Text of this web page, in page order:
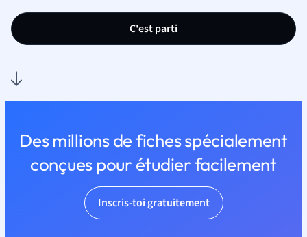
C'est parti
Des millions de fiches spécialement
conçues pour étudier facilement
Inscris-toi gratuitement